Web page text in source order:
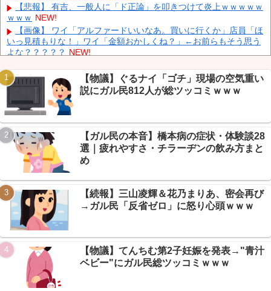
【朗報】 消費減税、閣議決定 来年4月から2年間1％に NEW!
【予算100万】 市長「特定外来生物クビアカは気持ち悪い虫だし
そんな需要ないと思う」1匹300円相当の報奨金→初日に42万取られ
焦り NEW!
Powered by livedoor 相互RSS
【悲報】 有吉、一般人に「ド正論」を叩きつけて炎上ｗｗｗｗｗ
ｗｗｗ NEW!
【画像】 ワイ「アルファードいいなあ。買いに行くか」店員「ほ
いっ見積もりな！」ワイ「金額おかしくね？」←お前らもそう思う
よな？？？？？ NEW!
本人志さんとのツーショットが完全に別人だとネット騒然！ 「マジ
で誰かわからん」... NEW!
【悲報】ジャンプグッズ43億円分注文→全キャンセル繰り返した
32歳女逮捕にガリレオ民ドン引きｗｗｗ
【まとめ】”露悪系アニメ化”ブーム全部乗せ→ちいかわ・タコピ
ー・みぃちゃんまで徹底討論ｗｗｗ NEW!
【朗報】スト6新キャラが神すぎると話題！可愛さ×カッコよさで
「これですよ」と歓喜ｗｗｗ
【凄すぎる】 力士の嫁に美人が多い理由→「これ」だったｗｗｗ
ｗｗｗｗ NEW!
Powered by livedoor 相互RSS
【物議】ぐるナイ「ゴチ」現場の空気重い
説にガル民812人が総ツッコミｗｗｗ
【ガル民の本音】橋本病の症状・体験談28
選｜疲れやすさ・チラーヂンの飲み方まと
め
【続報】三山凌輝＆花乃まりあ、密会再び
→ガル民「反省ゼロ」に怒り心頭ｗｗｗ
【物議】てんちむ第2子妊娠を発表→"青汁
ベビー"にガル民総ツッコミｗｗｗ